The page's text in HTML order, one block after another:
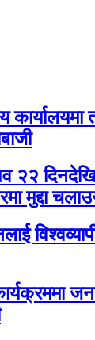
कार्यालयमा
२२
मुद्दा